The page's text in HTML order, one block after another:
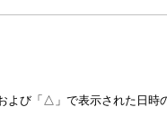
び「△」で表示された日時